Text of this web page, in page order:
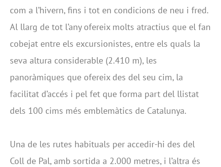
com a l’hivern, fins i tot en condicions de neu i fred.
Al llarg de tot l’any ofereix molts atractius que el fan
cobejat entre els excursionistes, entre els quals la
seva altura considerable (2.410 m), les
panoràmiques que ofereix des del seu cim, la
facilitat d’accés i pel fet que forma part del llistat
dels 100 cims més emblemàtics de Catalunya.
Una de les rutes habituals per accedir-hi des del
Coll de Pal, amb sortida a 2.000 metres, i l’altra és